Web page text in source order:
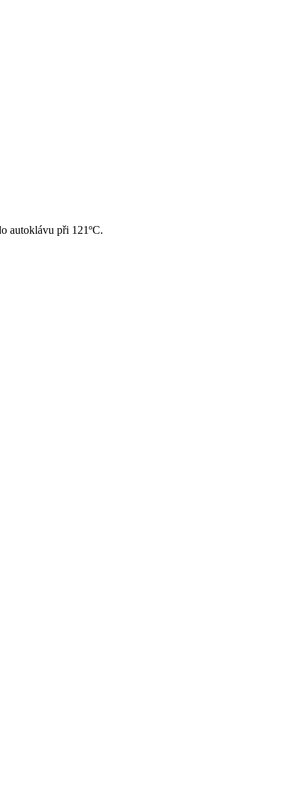
autoklávu při 121ºC.